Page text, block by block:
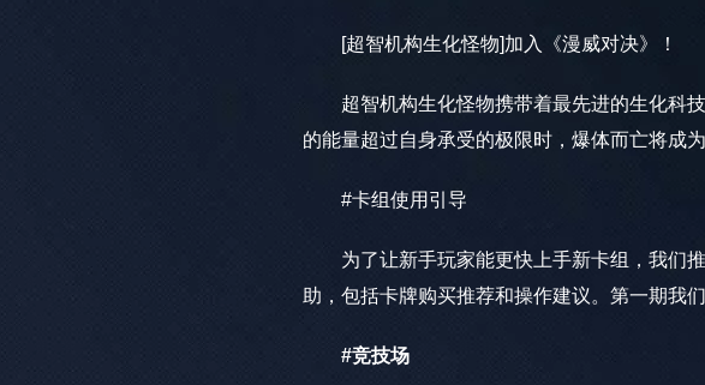
[超智机构生化怪物]加入《漫威对决》！
超智机构生化怪物携带着最先进的生化科技
的能量超过自身承受的极限时，爆体而亡将成
#卡组使用引导
为了让新手玩家能更快上手新卡组，我们推
助，包括卡牌购买推荐和操作建议。第一期我
#竞技场